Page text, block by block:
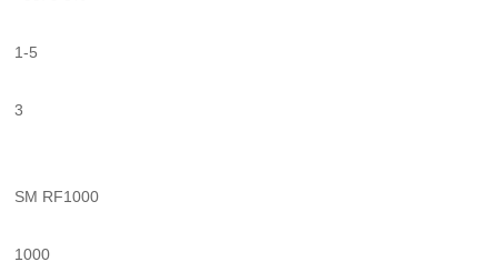
1-5
3
SM RF1000
1000